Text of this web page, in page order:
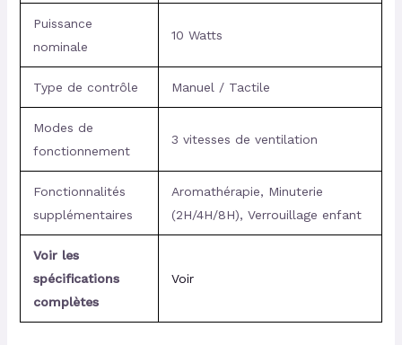
Puissance
nominale
10 Watts
Type de contrôle Manuel / Tactile
Modes de
fonctionnement
3 vitesses de ventilation
Fonctionnalités
supplémentaires
Aromathérapie, Minuterie
(2H/4H/8H), Verrouillage enfant
Voir les
spécifications
complètes
Voir